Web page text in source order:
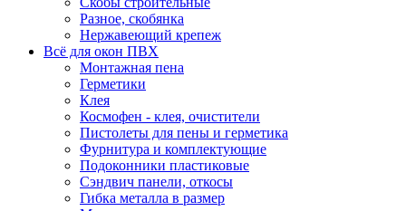
Разное, скобянка
Нержавеющий крепеж
Всё для окон ПВХ
Монтажная пена
Герметики
Клея
Космофен - клея, очистители
Пистолеты для пены и герметика
Фурнитура и комплектующие
Подоконники пластиковые
Сэндвич панели, откосы
Гибка металла в размер